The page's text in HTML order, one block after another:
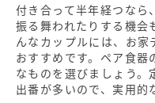
付き合って半年経つなら
振る舞われたりする機会
んなカップルには、お
おすすめです。ペア食器
なものを選びましょう。
出番が多いので、実用的